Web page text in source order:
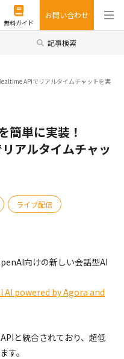
無料ガイド
お問い合わせ
記事検索
APIでリアルタイムチャットを実
簡単に実装！
アルタイムチャッ
ライブ配信
向けの新しい会話型AI
powered by Agora and
と統合されており、超低
す。